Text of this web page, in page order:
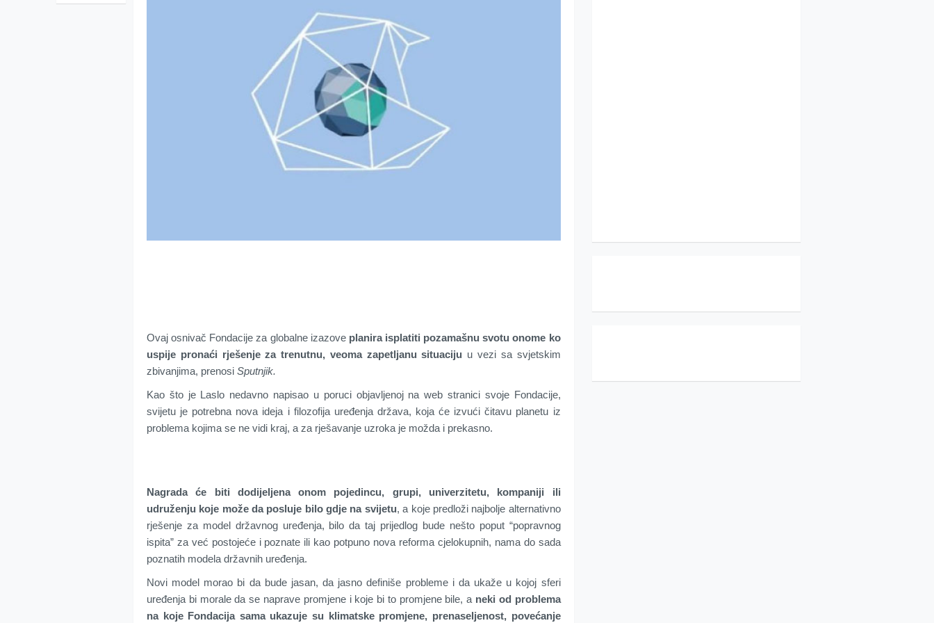
Ovaj osnivač Fondacije za globalne izazoveplanira isplatiti pozamašnu svotu onome ko
uspije pronaći rješenje za trenutnu, veoma zapetljanu situaciju u vezi sa svjetskim
zbivanjima, prenosi Sputnjik.
Kao što je Laslo nedavno napisao u poruci objavljenoj na web stranici svoje Fondacije,
svijetu je potrebna nova ideja i filozofija uređenja država, koja će izvući čitavu planetu iz
problema kojima se ne vidi kraj, a za rješavanje uzroka je možda i prekasno.
Nagrada će biti dodijeljena onom pojedincu, grupi, univerzitetu, kompaniji ili
udruženju koje može da posluje bilo gdje na svijetu, a koje predloži najbolje alternativno
rješenje za model državnog uređenja, bilo da taj prijedlog bude nešto poput “popravnog
ispita” za već postojeće i poznate ili kao potpuno nova reforma cjelokupnih, nama do sada
poznatih modela državnih uređenja.
Novi model morao bi da bude jasan, da jasno definiše probleme i da ukaže u kojoj sferi
uređenja bi morale da se naprave promjene i koje bi to promjene bile, a neki od problema
na koje Fondacija sama ukazuje su klimatske promjene, prenaseljenost, povećanje